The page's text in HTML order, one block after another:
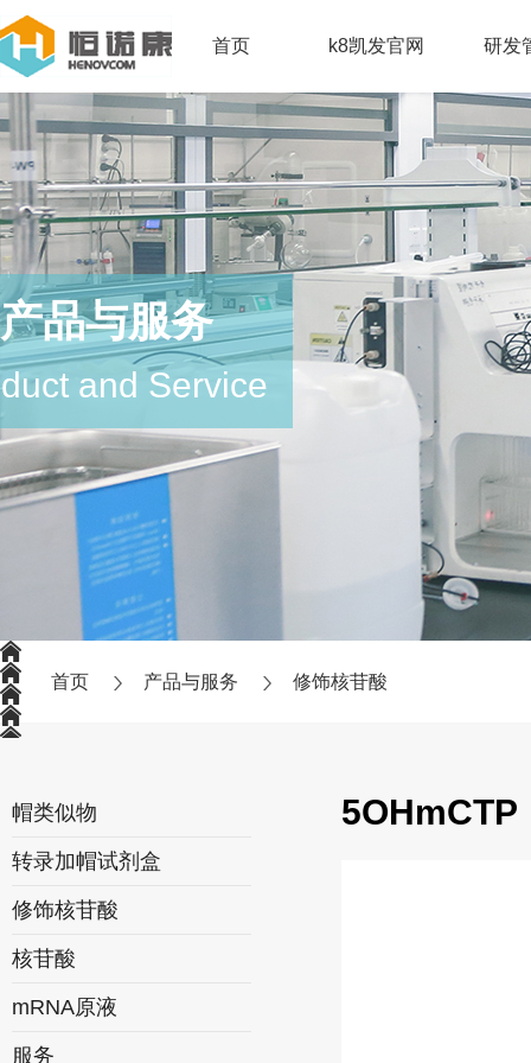
首页 k8凯发官网 研发
产品与服务
and Service
首页 产品与服务 修饰核苷酸
帽类似物
转录加帽试剂盒
修饰核苷酸
核苷酸
mRNA原液
服务
5OHmCTP